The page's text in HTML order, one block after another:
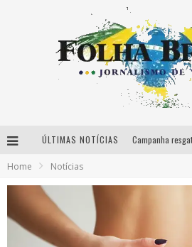
ÚLTIMAS NOTÍCIAS
Home Notícias